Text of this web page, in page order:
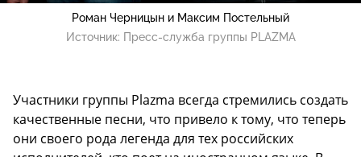
Роман Черницын и Максим Постельный
Источник: Пресс-служба группы PLAZMA
Участники группы Plazma всегда стремились создать
качественные песни, что привело к тому, что теперь
они своего рода легенда для тех российских